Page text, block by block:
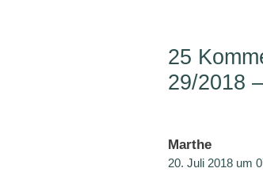
25
29/2018
Marthe
20. Juli 2018 um